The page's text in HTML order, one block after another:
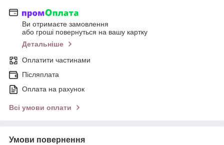
Ви отримаєте замовлення
або гроші повернуться на вашу картку
Детальніше
Оплатити частинами
Післяплата
Оплата на рахунок
Всі умови оплати
Умови повернення